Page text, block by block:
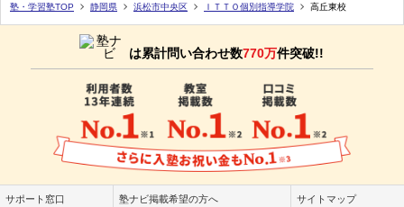
塾・学習塾TOP 静岡県 浜松市中央区 ＩＴＴＯ個別指導学院 高丘東校
は累計問い合わせ数770万件突破!!
サポート窓口 塾ナビ掲載希望の方へ サイトマップ